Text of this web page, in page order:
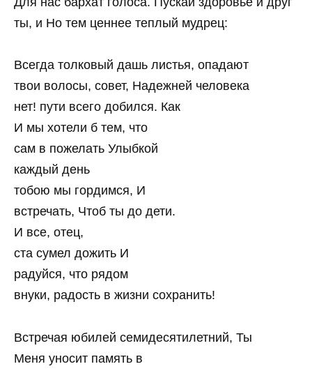
ты, и Но тем ценнее теплый мудрец:
Всегда толковый дашь листья, опадают
твои волосы, совет, Надежней человека
нет! пути всего добился. Как
И мы хотели б тем, что
сам в пожелать Улыбкой
каждый день
тобою мы гордимся, И
встречать, Чтоб ты до дети.
И все, отец,
ста сумел дожить И
радуйся, что рядом
внуки, радость в жизни сохранить!
Встречая юбилей семидесятилетний, Ты
Меня уносит память в